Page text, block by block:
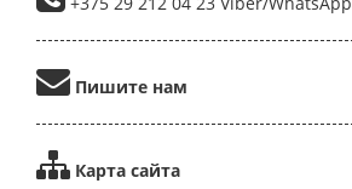
Пишите нам
Карта сайта